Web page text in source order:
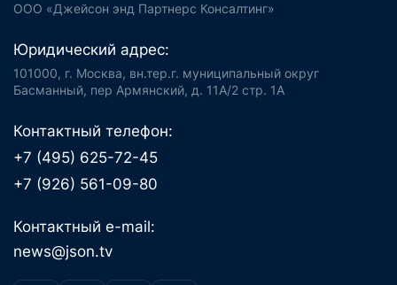
ООО «Джейсон энд Партнерс Консалтинг»
Юридический адрес:
101000, г. Москва, вн.тер.г. муниципальный округ
Басманный, пер Армянский, д. 11А/2 стр. 1А
Контактный телефон:
+7 (495) 625-72-45
+7 (926) 561-09-80
Контактный e-mail:
news@json.tv